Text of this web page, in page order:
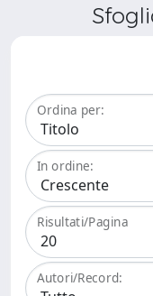
Ordina per:
In ordine:
Risultati/Pagina
Autori/Record: